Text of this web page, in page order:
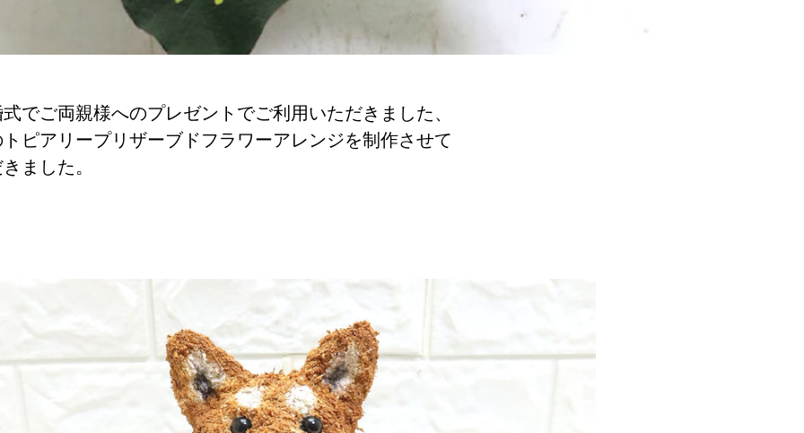
でご両親様へのプレゼントでご利用いただきました、
ピアリープリザーブドフラワーアレンジを制作させて
ました。